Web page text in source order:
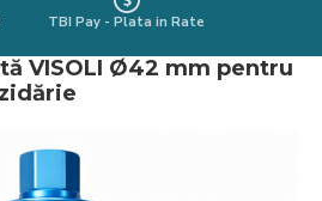
TBI Pay - Plata in Rate
VISOLI Ø42 mm pentru